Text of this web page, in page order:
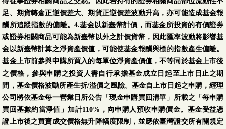
足、期貨轉倉正逆價差大、期貨正逆價差波動升高，亦可能造成基金報
酬所追蹤指數的偏離。4.基金以新臺幣計價，而基金所投資的有價證券
或證券相關商品可能為新臺幣以外之計價貨幣，因此匯率波動將影響基
金以新臺幣計算之淨資產價值，可能使基金報酬與標的指數產生偏離。
基金上市前參與申購所買入的每單位淨資產價值，不等同於基金上市後
之價格，參與申購之投資人需自行承擔基金成立日起至上市日止之期
間，基金價格波動所產生折/溢價之風險。基金自上市日起之申購，經理
公司將依基金每一營業日所公告「現金申購買回清單」所載之「每申購
買回基數約當淨值」加計110%，向申購人預收申購價金。基金受益憑
證上市後之買賣成交價格無升降幅度限制，並應依臺灣證交所有關規定